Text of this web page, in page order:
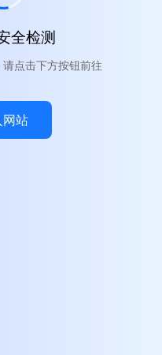
全检测
点击下方按钮前往
站